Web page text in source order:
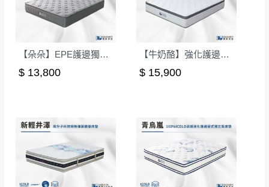
【朵朵】EPE護邊獨立筒床墊-雙人5尺｜德新床墊
$ 13,800
【牛奶酪】強化護邊獨立筒乳膠床墊-單人3.5尺｜德新床墊
$ 15,900